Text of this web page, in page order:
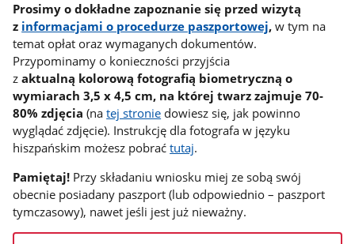
Prosimy o dokładne zapoznanie się przed wizytą
z informacjami o procedurze paszportowej,w tym na
temat opłat oraz wymaganych dokumentów.
Przypominamy o konieczności przyjścia
z aktualną kolorową fotografią biometryczną o
wymiarach 3,5 x 4,5 cm, na której twarz zajmuje 70-
80% zdjęcia (natej stronie dowiesz się, jak powinno
wyglądać zdjęcie). Instrukcję dla fotografa w języku
hiszpańskim możesz pobraćtutaj.
Pamiętaj! Przy składaniu wniosku miej ze sobą swój
obecnie posiadany paszport (lub odpowiednio – paszport
tymczasowy), nawet jeśli jest już nieważny.